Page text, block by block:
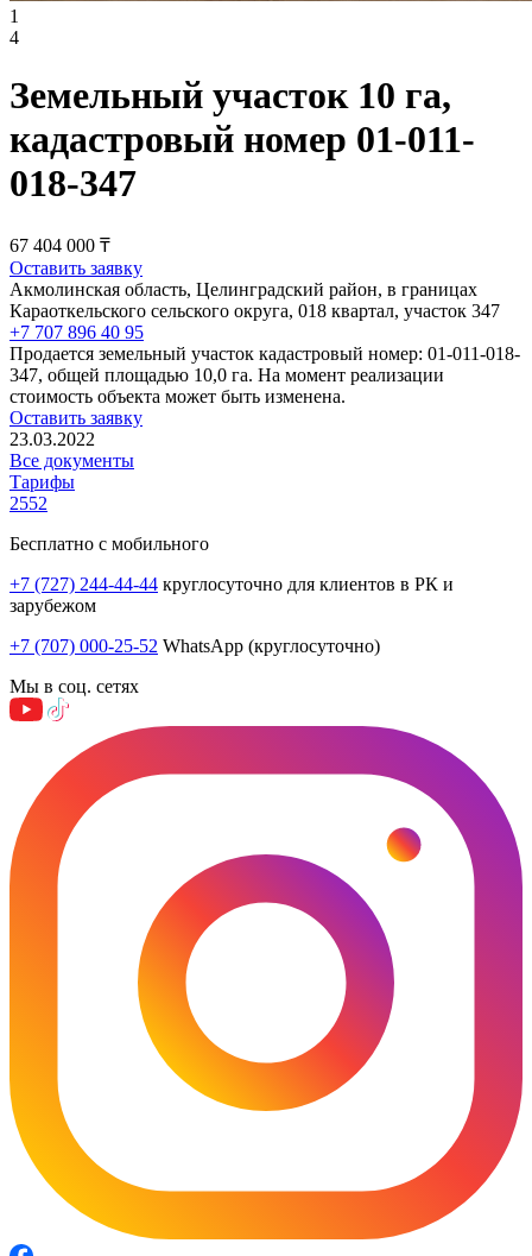
1
4
Земельный участок 10 га,
кадастровый номер 01-011-
018-347
67 404 000 ₸
Оставить заявку
Акмолинская область, Целинградский район, в границах
Караоткельского сельского округа, 018 квартал, участок 347
+7 707 896 40 95
Продается земельный участок кадастровый номер: 01-011-018-
347, общей площадью 10,0 га. На момент реализации
стоимость объекта может быть изменена.
Оставить заявку
23.03.2022
Все документы
Тарифы
2552
Бесплатно с мобильного
+7 (727) 244-44-44 круглосуточно для клиентов в РК и
зарубежом
+7 (707) 000-25-52 WhatsApp (круглосуточно)
Мы в соц. сетях